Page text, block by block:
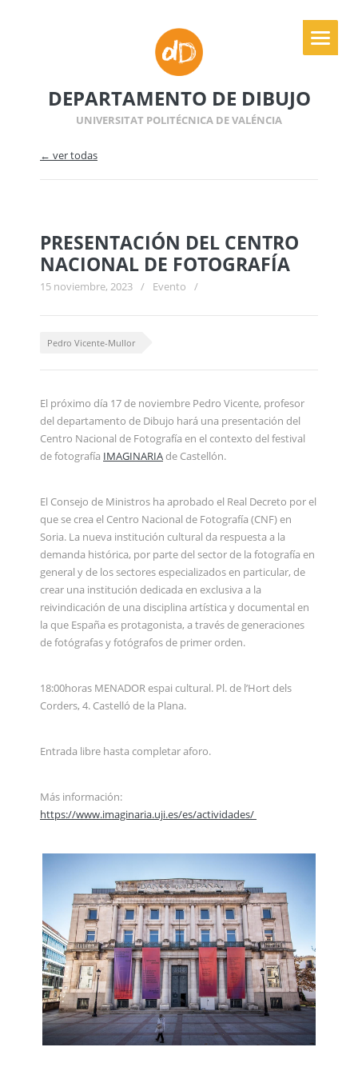
DEPARTAMENTO DE DIBUJO
UNIVERSITAT POLITÉCNICA DE VALÉNCIA
← ver todas
PRESENTACIÓN DEL CENTRO
NACIONAL DE FOTOGRAFÍA
15 noviembre, 2023 / Evento /
Pedro Vicente-Mullor
El próximo día 17 de noviembre Pedro Vicente, profesor
del departamento de Dibujo hará una presentación del
Centro Nacional de Fotografía en el contexto del festival
de fotografía IMAGINARIAde Castellón.
El Consejo de Ministros ha aprobado el Real Decreto por el
que se crea el Centro Nacional de Fotografía (CNF) en
Soria. La nueva institución cultural da respuesta a la
demanda histórica, por parte del sector de la fotografía en
general y de los sectores especializados en particular, de
crear una institución dedicada en exclusiva a la
reivindicación de una disciplina artística y documental en
la que España es protagonista, a través de generaciones
de fotógrafas y fotógrafos de primer orden.
18:00horas MENADOR espai cultural. Pl. de l’Hort dels
Corders, 4. Castelló de la Plana.
Entrada libre hasta completar aforo.
Más información:
https://www.imaginaria.uji.es/es/actividades/